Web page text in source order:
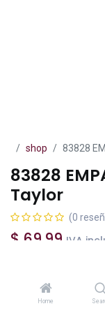
Home
shop 83828
83828
Taylor
(0
$ 69.99 IVA
Add to